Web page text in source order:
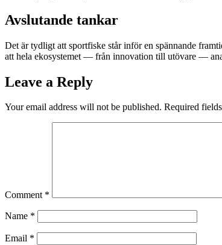
Avslutande tankar
Det är tydligt att sportfiske står inför en spännande
att hela ekosystemet — från innovation till utövare —
Leave a Reply
Your email address will not be published. Required
Comment *
Name *
Email *